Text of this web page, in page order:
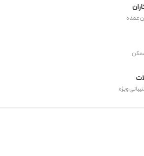
عمده
ویژه